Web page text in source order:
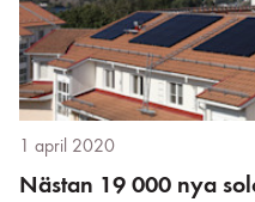
1 april 2020
Nästan 19 000 nya